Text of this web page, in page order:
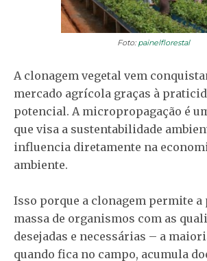
Foto: painelflorestal
A clonagem vegetal vem
mercado agrícola graças à
potencial. A micropropagação é
que visa a sustentabilidade
influencia diretamente na
ambiente.
Isso porque a clonagem permite a
massa de organismos com as
desejadas e necessárias – a
quando fica no campo, acumula